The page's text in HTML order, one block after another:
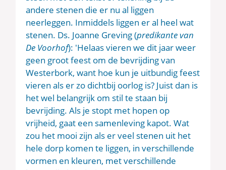
andere stenen die er nu al liggen
neerleggen. Inmiddels liggen er al heel wat
stenen. Ds. Joanne Greving (predikante van
De Voorhof): 'Helaas vieren we dit jaar weer
geen groot feest om de bevrijding van
Westerbork, want hoe kun je uitbundig feest
vieren als er zo dichtbij oorlog is? Juist dan is
het wel belangrijk om stil te staan bij
bevrijding. Als je stopt met hopen op
vrijheid, gaat een samenleving kapot. Wat
zou het mooi zijn als er veel stenen uit het
hele dorp komen te liggen, in verschillende
vormen en kleuren, met verschillende